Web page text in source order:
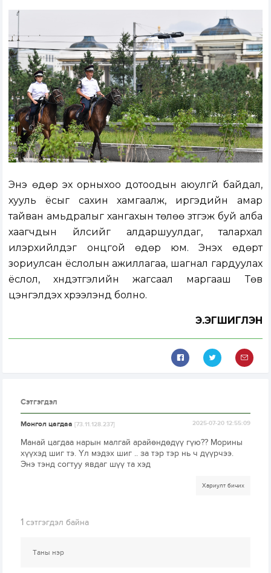
Энэ өдөр эх орныхоо дотоодын аюулгүй байдал,
хууль ёсыг сахин хамгаалж, иргэдийн амар
тайван амьдралыг хангахын төлөө зүтгэж буй алба
хаагчдын үйлсийг алдаршуулдаг, талархал
илэрхийлдэг онцгой өдөр юм. Энэхүү өдөрт
зориулсан ёслолын ажиллагаа, шагнал гардуулах
ёслол, хүндэтгэлийн жагсаал маргааш Төв
цэнгэлдэх хүрээлэнд болно.
Э.ЭГШИГЛЭН
Сэтгэгдэл
Монгол цагдаа[73.11.128.237] 2025-07-20 12:55:09
Манай цагдаа нарын малгай арайөндөдүү гүю?? Морины
хүүхэд шиг тэ. Үл мэдэх шиг .. за тэр тэр нь ч дүүрчээ.
Энэ тэнд согтуу явдаг шүү та хэд
Хариулт бичих
1 сэтгэгдэл байна